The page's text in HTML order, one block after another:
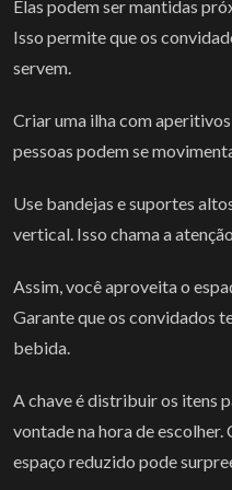
Elas podem ser mantidas
Isso permite que os
servem.
Criar uma ilha com
pessoas podem se
Use bandejas e suportes
vertical. Isso chama a
Assim, você aproveita o
Garante que os convidados
bebida.
A chave é distribuir os itens
vontade na hora de escolher.
espaço reduzido pode